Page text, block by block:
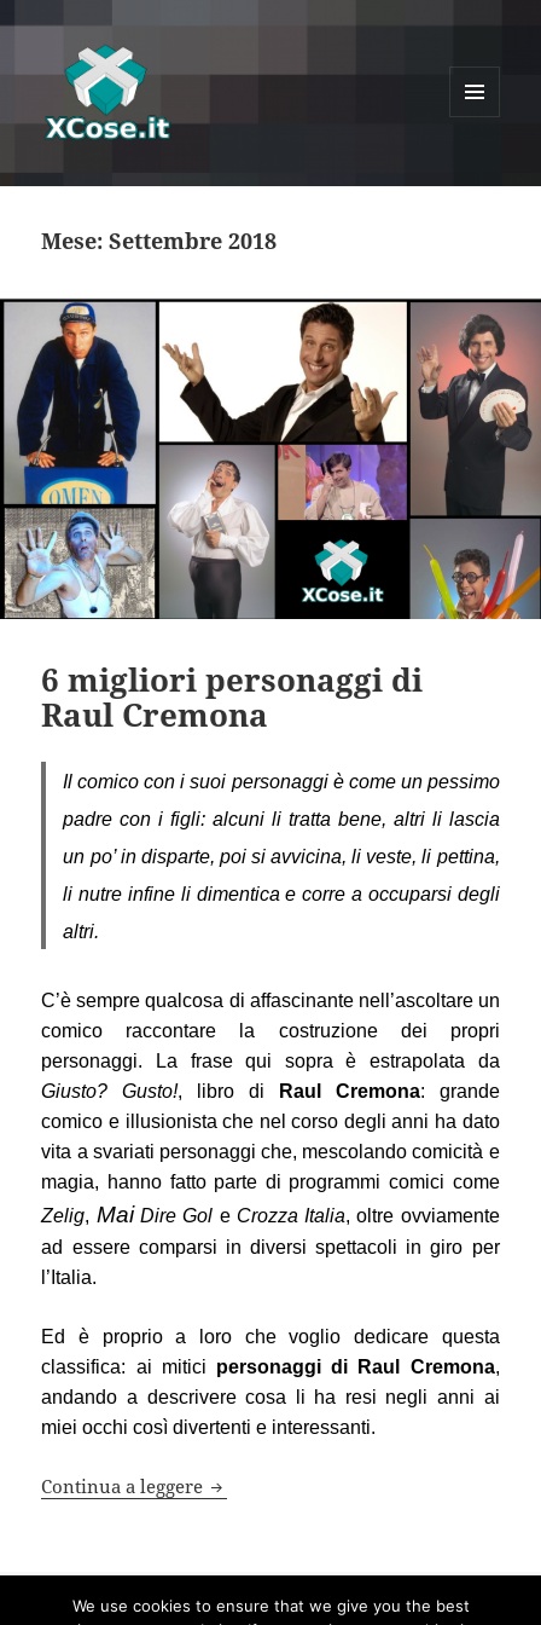
XCose
Mese:Settembre 2018
6 migliori personaggi di
Raul Cremona
Il comico con i suoi personaggi è come un pessimo
padre con i figli: alcuni li tratta bene, altri li lascia
un po’ in disparte, poi si avvicina, li veste, li pettina,
li nutre infine li dimentica e corre a occuparsi degli
altri.
C’è sempre qualcosa di affascinante nell’ascoltare un
comico raccontare la costruzione dei propri
personaggi. La frase qui sopra è estrapolata da
Giusto? Gusto!, libro di Raul Cremona: grande
comico e illusionista che nel corso degli anni ha dato
vita a svariati personaggi che, mescolando comicità e
magia, hanno fatto parte di programmi comici come
Zelig, MaiDire Gol e Crozza Italia, oltre ovviamente
ad essere comparsi in diversi spettacoli in giro per
l’Italia.
Ed è proprio a loro che voglio dedicare questa
classifica: ai mitici personaggi di Raul Cremona,
andando a descrivere cosa li ha resi negli anni ai
miei occhi così divertenti e interessanti.
Continua a leggere 6 migliori personaggi di Raul Cremona
Scritto
26 Settembre 2018 Autore
Emanuele Categorie
Intrattenimento,Teatro
We use cookies to ensure that we give you the best